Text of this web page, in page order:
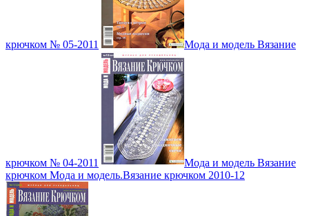
крючком № 05-2011 Мода и модель Вязание
крючком № 04-2011
Мода и модель Вязание
крючком Мода и модель.Вязание крючком 2010-12